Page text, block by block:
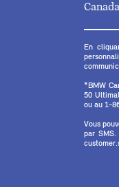
En
*BMW
50
ou au 1-
Vous
par SMS.